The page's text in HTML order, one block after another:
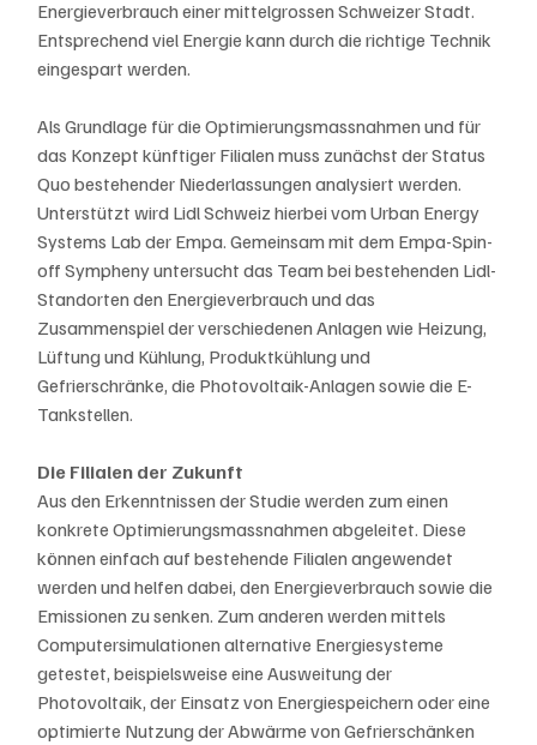
Energieverbrauch einer mittelgrossen Schweizer Stadt.
Entsprechend viel Energie kann durch die richtige Technik
eingespart werden.
Als Grundlage für die Optimierungsmassnahmen und für
das Konzept künftiger Filialen muss zunächst der Status
Quo bestehender Niederlassungen analysiert werden.
Unterstützt wird Lidl Schweiz hierbei vom Urban Energy
Systems Lab der Empa. Gemeinsam mit dem Empa-Spin-
off Sympheny untersucht das Team bei bestehenden Lidl-
Standorten den Energieverbrauch und das
Zusammenspiel der verschiedenen Anlagen wie Heizung,
Lüftung und Kühlung, Produktkühlung und
Gefrierschränke, die Photovoltaik-Anlagen sowie die E-
Tankstellen.
Die Filialen der Zukunft
Aus den Erkenntnissen der Studie werden zum einen
konkrete Optimierungsmassnahmen abgeleitet. Diese
können einfach auf bestehende Filialen angewendet
werden und helfen dabei, den Energieverbrauch sowie die
Emissionen zu senken. Zum anderen werden mittels
Computersimulationen alternative Energiesysteme
getestet, beispielsweise eine Ausweitung der
Photovoltaik, der Einsatz von Energiespeichern oder eine
optimierte Nutzung der Abwärme von Gefrierschänken